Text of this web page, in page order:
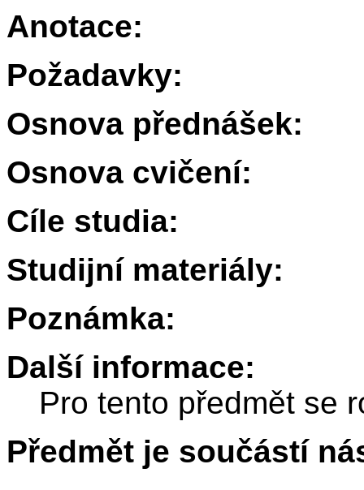
Anotace:
Požadavky:
Osnova přednášek:
Osnova cvičení:
Cíle studia:
Studijní materiály:
Poznámka:
Další informace:
Pro tento předmět se
Předmět je součástí